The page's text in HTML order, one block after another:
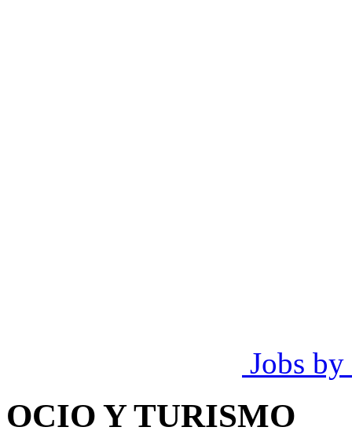
Jobs by
OCIO Y TURISMO